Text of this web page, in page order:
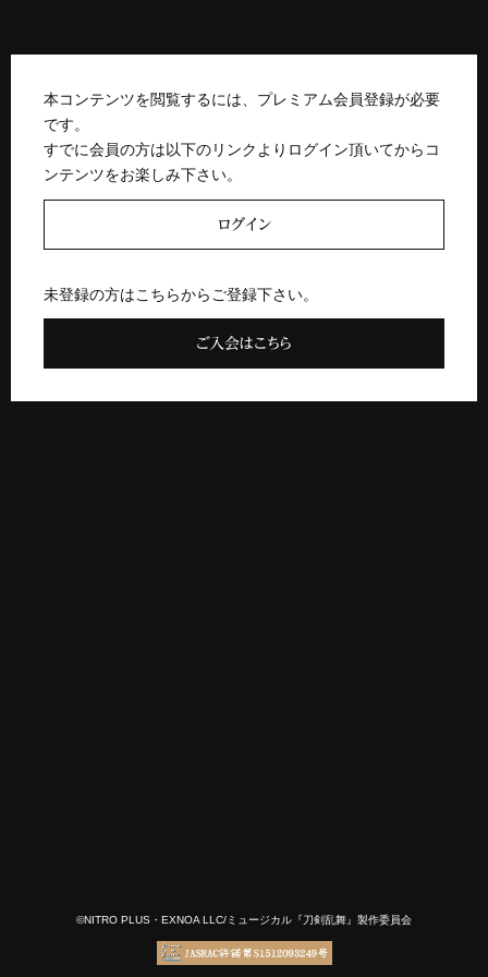
本コンテンツを閲覧するには、プレミアム会員登録が必要
です。
すでに会員の方は以下のリンクよりログイン頂いてからコ
ンテンツをお楽しみ下さい。
ログイン
未登録の方はこちらからご登録下さい。
ご入会はこちら
©NITRO PLUS・EXNOA LLC/ミュージカル『刀剣乱舞』製作委員会